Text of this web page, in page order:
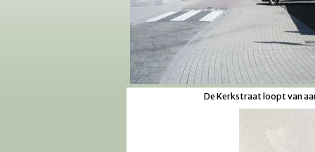
De Kerkstraat loopt van